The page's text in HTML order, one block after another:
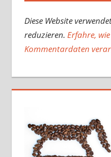
Diese Website
reduzieren. Erfahre,
Kommentardaten